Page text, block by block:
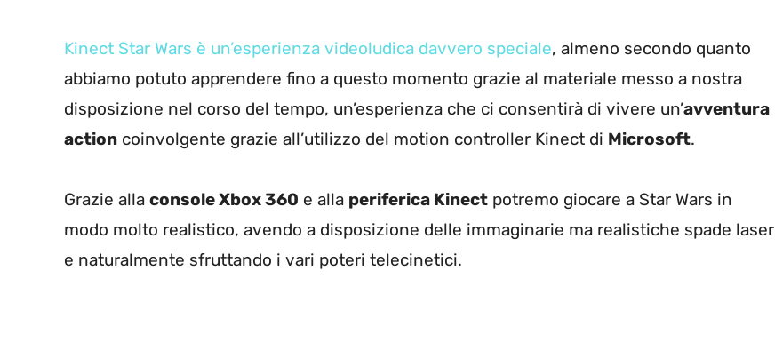
Kinect Star Wars è un’esperienza videoludica davvero speciale, almeno secondo quanto
abbiamo potuto apprendere fino a questo momento grazie al materiale messo a nostra
disposizione nel corso del tempo, un’esperienza che ci consentirà di vivere un’avventura
action coinvolgente grazie all’utilizzo del motion controller Kinect di Microsoft.
Grazie alla console Xbox 360 e alla periferica Kinect potremo giocare a Star Wars in
modo molto realistico, avendo a disposizione delle immaginarie ma realistiche spade laser
e naturalmente sfruttando i vari poteri telecinetici.